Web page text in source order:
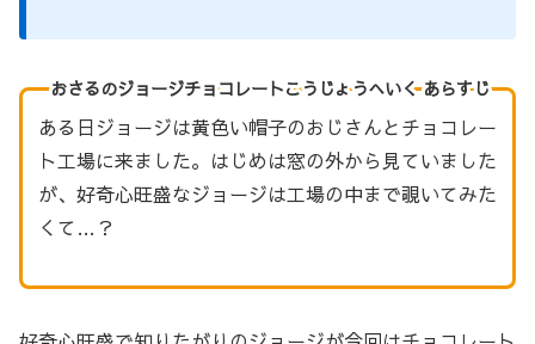
おさるのジョージチョコレートこうじょうへいく あらすじ
ある日ジョージは黄色い帽子のおじさんとチョコレー
ト工場に来ました。はじめは窓の外から見ていました
が、好奇心旺盛なジョージは工場の中まで覗いてみた
くて…？